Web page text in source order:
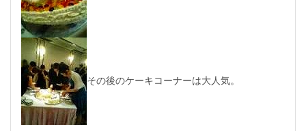
その後のケーキコーナーは大人気。